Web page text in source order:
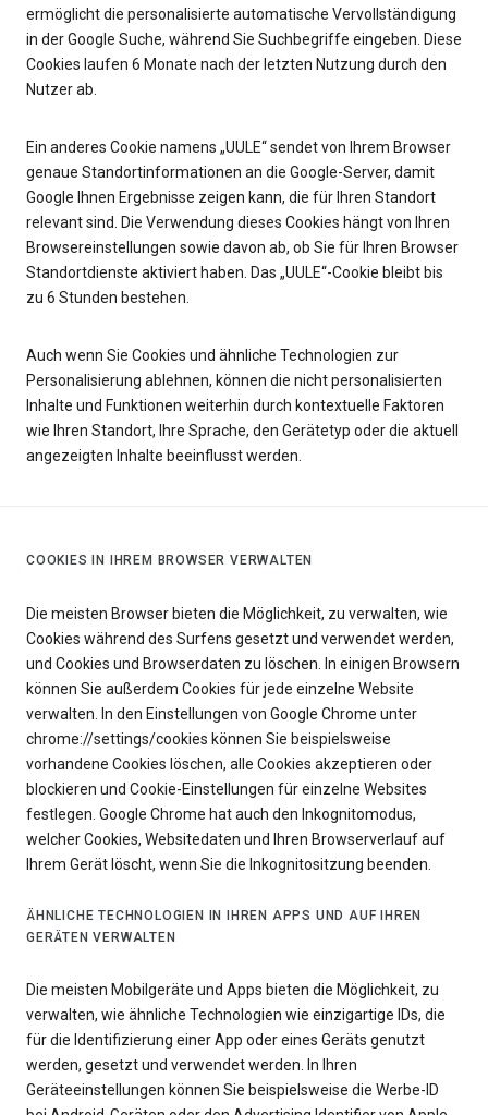
ermöglicht die personalisierte automatische Vervollständigung
in der Google Suche, während Sie Suchbegriffe eingeben. Diese
Cookies laufen 6 Monate nach der letzten Nutzung durch den
Nutzer ab.
Ein anderes Cookie namens „UULE“ sendet von Ihrem Browser
genaue Standortinformationen an die Google-Server, damit
Google Ihnen Ergebnisse zeigen kann, die für Ihren Standort
relevant sind. Die Verwendung dieses Cookies hängt von Ihren
Browsereinstellungen sowie davon ab, ob Sie für Ihren Browser
Standortdienste aktiviert haben. Das „UULE“-Cookie bleibt bis
zu 6 Stunden bestehen.
Auch wenn Sie Cookies und ähnliche Technologien zur
Personalisierung ablehnen, können die nicht personalisierten
Inhalte und Funktionen weiterhin durch kontextuelle Faktoren
wie Ihren Standort, Ihre Sprache, den Gerätetyp oder die aktuell
angezeigten Inhalte beeinflusst werden.
COOKIES IN IHREM BROWSER VERWALTEN
Die meisten Browser bieten die Möglichkeit, zu verwalten, wie
Cookies während des Surfens gesetzt und verwendet werden,
und Cookies und Browserdaten zu löschen. In einigen Browsern
können Sie außerdem Cookies für jede einzelne Website
verwalten. In den Einstellungen von Google Chrome unter
chrome://settings/cookies können Sie beispielsweise
vorhandene Cookies löschen, alle Cookies akzeptieren oder
blockieren und Cookie-Einstellungen für einzelne Websites
festlegen. Google Chrome hat auch den Inkognitomodus,
welcher Cookies, Websitedaten und Ihren Browserverlauf auf
Ihrem Gerät löscht, wenn Sie die Inkognitositzung beenden.
ÄHNLICHE TECHNOLOGIEN IN IHREN APPS UND AUF IHREN
GERÄTEN VERWALTEN
Die meisten Mobilgeräte und Apps bieten die Möglichkeit, zu
verwalten, wie ähnliche Technologien wie einzigartige IDs, die
für die Identifizierung einer App oder eines Geräts genutzt
werden, gesetzt und verwendet werden. In Ihren
Geräteeinstellungen können Sie beispielsweise die Werbe-ID